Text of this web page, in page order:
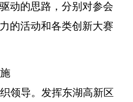
动的思路，分别对参会
的活动和各类创新大赛
领导。发挥东湖高新区